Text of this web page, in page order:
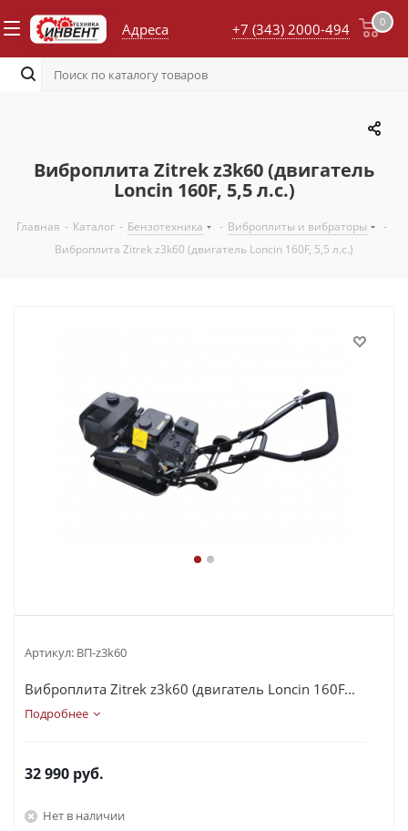
Адреса 0
+7 (343) 2000-494
Виброплита Zitrek z3k60 (двигатель
Loncin 160F, 5,5 л.с.)
Главная - Каталог - Бензотехника - Виброплиты и вибраторы
-
Виброплита Zitrek z3k60 (двигатель Loncin 160F, 5,5 л.с.)
Артикул: ВП-z3k60
Виброплита Zitrek z3k60 (двигатель Loncin 160F...
Подробнее
32 990 руб.
Нет в наличии